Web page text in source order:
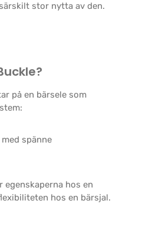
stor nytta av den.
på en bärsele som
spänne
egenskaperna hos en
hos en bärsjal.